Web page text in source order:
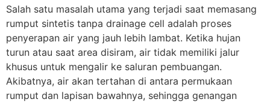
Salah satu masalah utama yang terjadi saat memasang
rumput sintetis tanpa drainage cell adalah proses
penyerapan air yang jauh lebih lambat. Ketika hujan
turun atau saat area disiram, air tidak memiliki jalur
khusus untuk mengalir ke saluran pembuangan.
Akibatnya, air akan tertahan di antara permukaan
rumput dan lapisan bawahnya, sehingga genangan